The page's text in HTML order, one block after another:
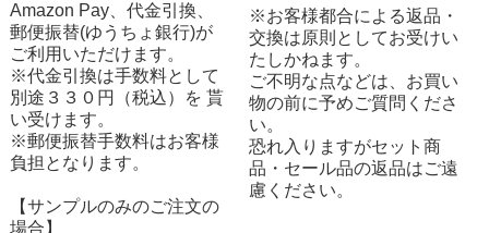
Amazon Pay、代金引換、
郵便振替(ゆうちょ銀行)が
ご利用いただけます。
※代金引換は手数料として
別途３３０円（税込）を 貰
い受けます。
※郵便振替手数料はお客様
負担となります。
【サンプルのみのご注文の
場合】
※お客様都合による返品・
交換は原則としてお受けい
たしかねます。
ご不明な点などは、お買い
物の前に予めご質問くださ
い。
恐れ入りますがセット商
品・セール品の返品はご遠
慮ください。